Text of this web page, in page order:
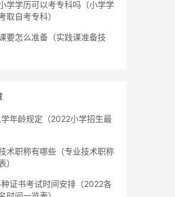
学学历可以考专科吗（小学学
取自考专科）
要怎么准备（实践课准备技
年龄规定（2022小学招生最
术职称有哪些（专业技术职称
）
证书考试时间安排（2022各